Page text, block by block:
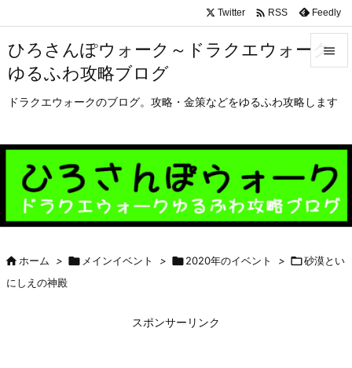
ひろさんぽウォーク～ドラクエウォーク
ゆるふわ攻略ブログ
ドラクエウォークのブログ。攻略・金策などをゆるふわ攻略します

メニュ

前へ

次へ
検索
Twitter  RSS Feedly
ホーム >  メインイベント > 2020年のイベント > 砂漠とい
にしえの神殿
スポンサーリンク